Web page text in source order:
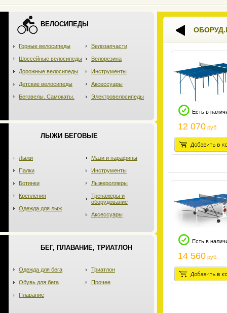
ВЕЛОСИПЕДЫ
Горные велосипеды
Шоссейные велосипеды
Дорожные велосипеды
Детские велосипеды
Беговелы. Самокаты.
Велозапчасти
Велорезина
Инструменты
Аксессуары
Электровелосипеды
ЛЫЖИ БЕГОВЫЕ
Лыжи
Палки
Ботинки
Крепления
Одежда для лыж
Мази и парафины
Инструменты
Лыжероллеры
Тренажеры и
оборудование
Аксессуары
БЕГ, ПЛАВАНИЕ, ТРИАТЛОН
Одежда для бега
Обувь для бега
Плавание
Триатлон
Прочее
Есть в
12 070 руб.
Есть в
14 560 руб.